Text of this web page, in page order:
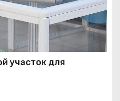
участок для